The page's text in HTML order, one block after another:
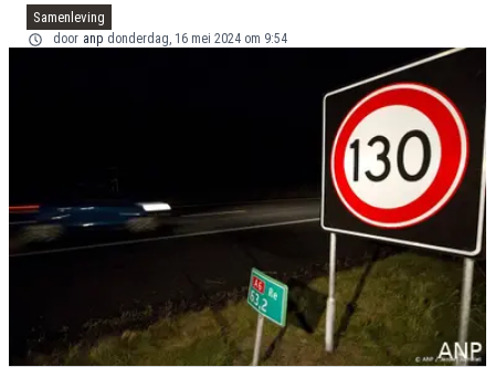
Samenleving
door anp donderdag, 16 mei 2024 om 9:54